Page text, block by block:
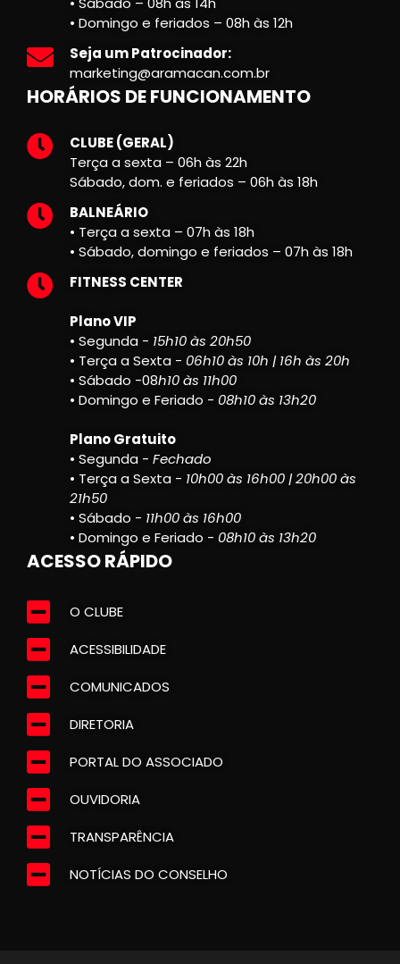
• Domingo e feriados – 08h às 12h
Seja um Patrocinador:
marketing@aramacan.com.br
HORÁRIOS DE FUNCIONAMENTO
CLUBE (GERAL)
Terça a sexta – 06h às 22h
Sábado, dom. e feriados – 06h às 18h
BALNEÁRIO
• Terça a sexta – 07h às 18h
• Sábado, domingo e feriados – 07h às 18h
FITNESS CENTER
Plano VIP
• Segunda - 15h10 às 20h50
• Terça a Sexta - 06h10 às 10h | 16h às 20h
• Sábado -08h10 às 11h00
• Domingo e Feriado - 08h10 às 13h20
Plano Gratuito
• Segunda - Fechado
• Terça a Sexta - 10h00 às 16h00 | 20h00 às
21h50
• Sábado - 11h00 às 16h00
• Domingo e Feriado - 08h10 às 13h20
ACESSO RÁPIDO
O CLUBE
ACESSIBILIDADE
COMUNICADOS
DIRETORIA
PORTAL DO ASSOCIADO
OUVIDORIA
TRANSPARÊNCIA
NOTÍCIAS DO CONSELHO